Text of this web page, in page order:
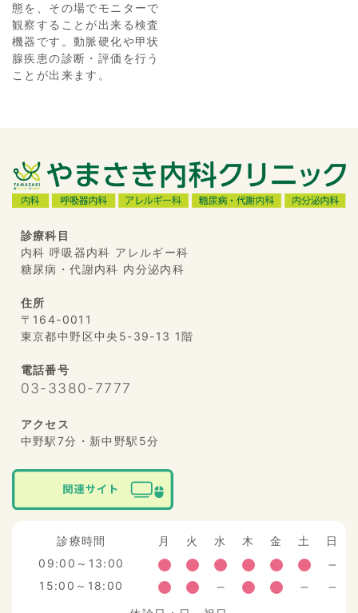
態を、その場でモニターで
観察することが出来る検査
機器です。動脈硬化や甲状
腺疾患の診断・評価を行う
ことが出来ます。
診療科目
内科 呼吸器内科 アレルギー科
糖尿病・代謝内科 内分泌内科
住所
〒164-0011
東京都中野区中央5-39-13 1階
電話番号
03-3380-7777
アクセス
中野駅7分・新中野駅5分
診療時間 月 火 水 木 金 土
日
09:00～13:00
15:00～18:00